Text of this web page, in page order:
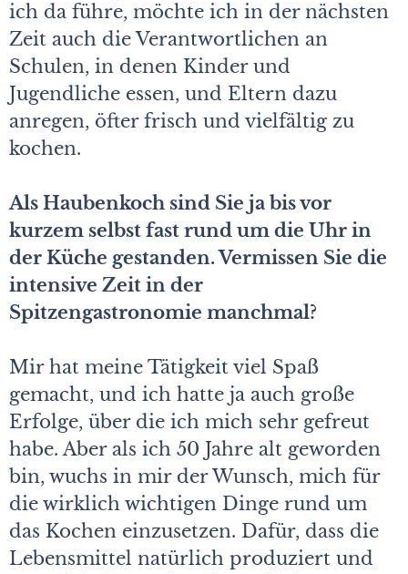
ich da führe, möchte ich in der nächsten
Zeit auch die Verantwortlichen an
Schulen, in denen Kinder und
Jugendliche essen, und Eltern dazu
anregen, öfter frisch und vielfältig zu
kochen.
Als Haubenkoch sind Sie ja bis vor
kurzem selbst fast rund um die Uhr in
der Küche gestanden. Vermissen Sie die
intensive Zeit in der
Spitzengastronomie manchmal?
Mir hat meine Tätigkeit viel Spaß
gemacht, und ich hatte ja auch große
Erfolge, über die ich mich sehr gefreut
habe. Aber als ich 50 Jahre alt geworden
bin, wuchs in mir der Wunsch, mich für
die wirklich wichtigen Dinge rund um
das Kochen einzusetzen. Dafür, dass die
Lebensmittel natürlich produziert und